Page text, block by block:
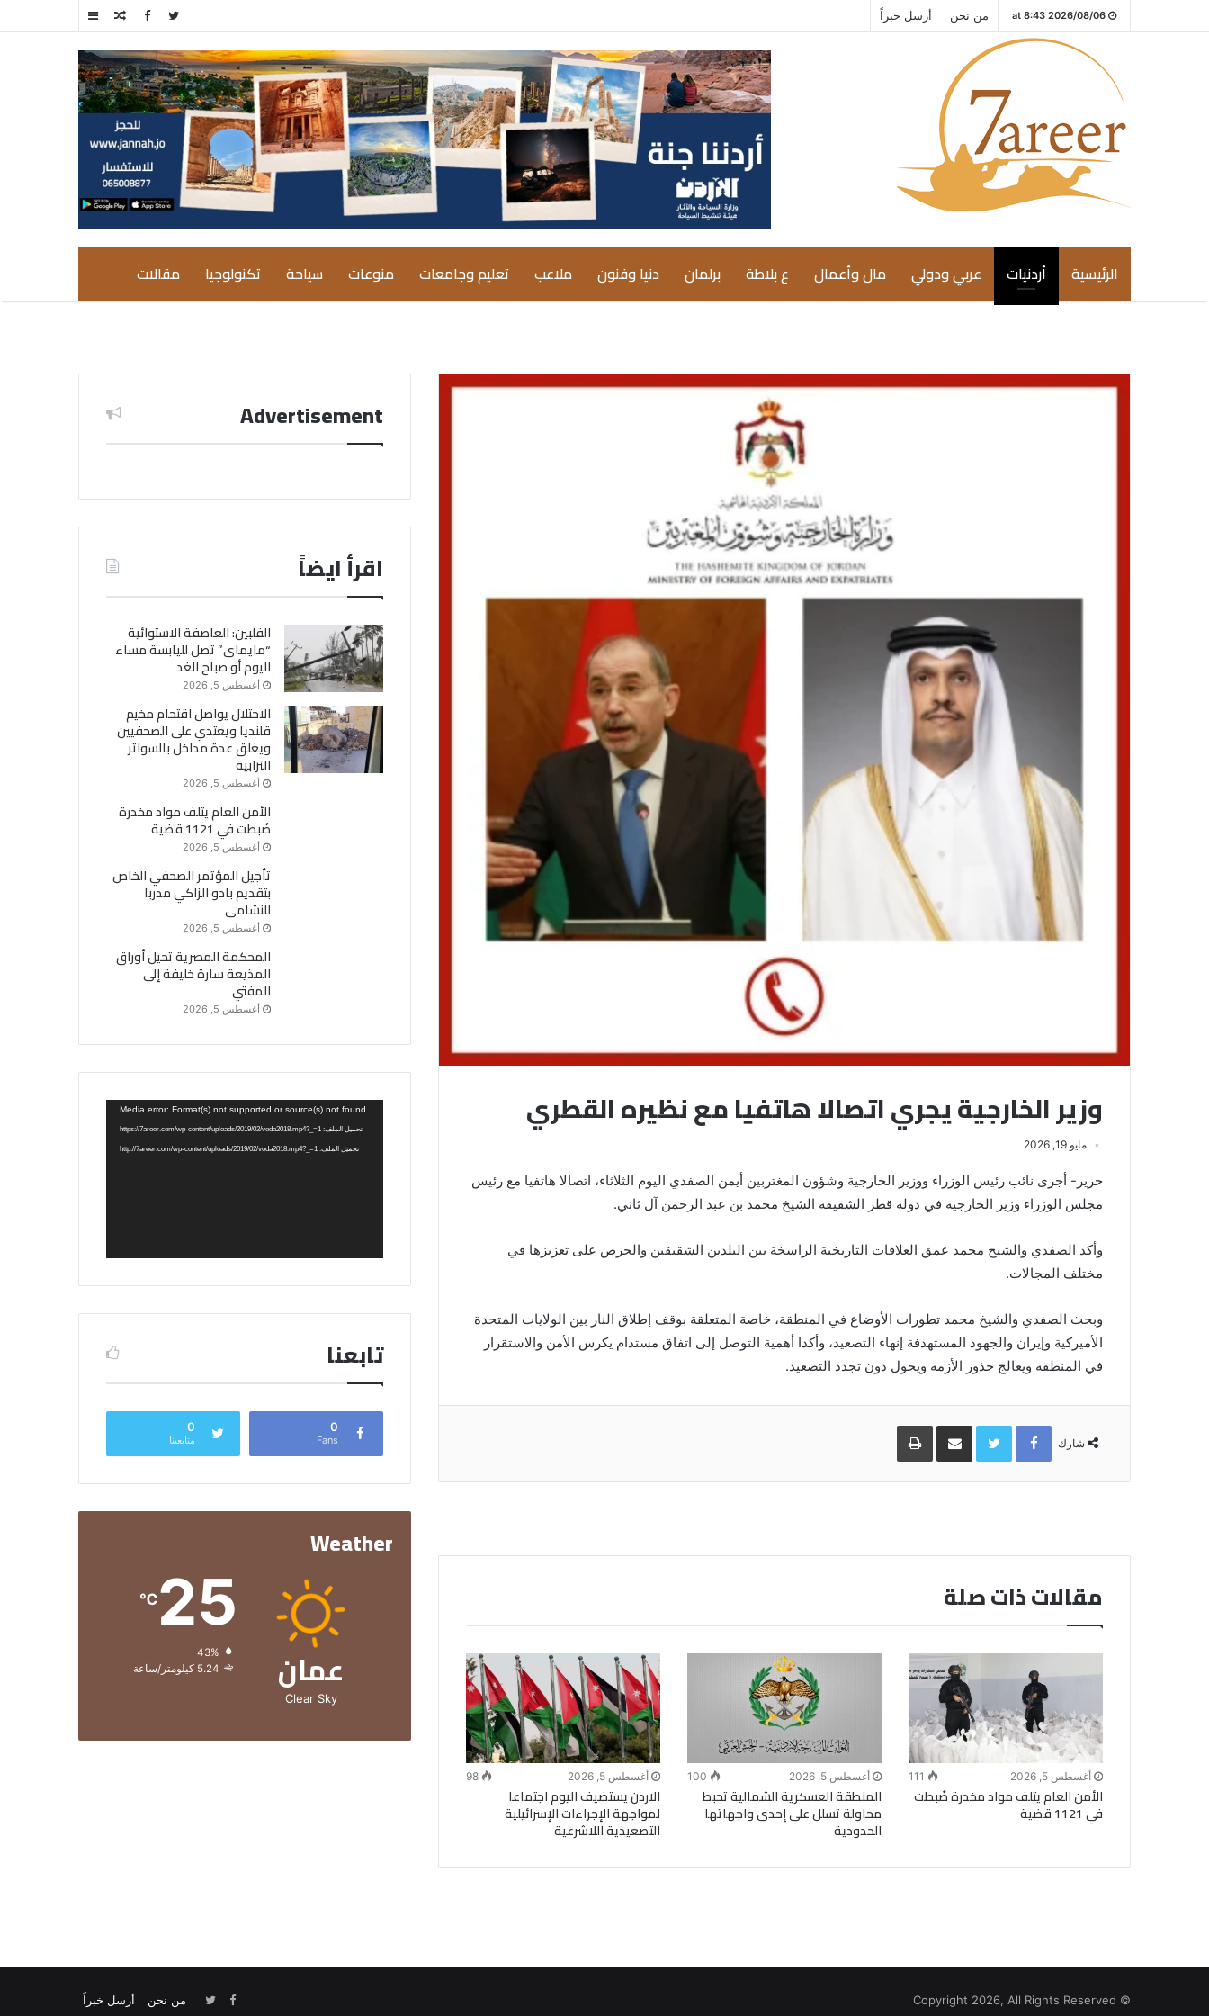
2026/08/06 at 8:43 من نحن أرسل خبراً إضافة
جانبي
مقال
الرئيسية أردنيات عربي ودولي مال وأعمال ع بلاطة برلمان دنيا وفنون ملاعب تعليم وجامعات منوعات سياحة تكنولوجيا مقالات
وزير الخارجية يجري اتصالا هاتفيا مع نظيره القطري
مايو 19, 2026
حرير- أجرى نائب رئيس الوزراء ووزير الخارجية وشؤون المغتربين أيمن الصفدي اليوم الثلاثاء، اتصالا هاتفيا مع رئيس
مجلس الوزراء وزير الخارجية في دولة قطر الشقيقة الشيخ محمد بن عبد الرحمن آل ثاني.
وأكد الصفدي والشيخ محمد عمق العلاقات التاريخية الراسخة بين البلدين الشقيقين والحرص على تعزيزها في
مختلف المجالات.
وبحث الصفدي والشيخ محمد تطورات الأوضاع في المنطقة، خاصة المتعلقة بوقف إطلاق النار بين الولايات المتحدة
الأميركية وإيران والجهود المستهدفة إنهاء التصعيد، وأكدا أهمية التوصل إلى اتفاق مستدام يكرس الأمن والاستقرار
في المنطقة ويعالج جذور الأزمة ويحول دون تجدد التصعيد.
شارك
Facebook
Twitterمشاركة
البريد
طباعة
مقالات ذات صلة
أغسطس 5, 2026 111
الأمن العام يتلف مواد مخدرة ضُبطت
في 1121 قضية
أغسطس 5, 2026 100
المنطقة العسكرية الشمالية تحبط
محاولة تسلل على إحدى واجهاتها
الحدودية
أغسطس 5, 2026 98
الاردن يستضيف اليوم اجتماعا
لمواجهة الإجراءات الإسرائيلية
التصعيدية اللاشرعية
Advertisement
اقرأ ايضاً
الفلبين: العاصفة الاستوائية
“مايماى” تصل لليابسة مساء
اليوم أو صباح الغد
أغسطس 5, 2026
الاحتلال يواصل اقتحام مخيم
قلنديا ويعتدي على الصحفيين
ويغلق عدة مداخل بالسواتر
الترابية
أغسطس 5, 2026
الأمن العام يتلف مواد مخدرة
ضُبطت في 1121 قضية
أغسطس 5, 2026
تأجيل المؤتمر الصحفي الخاص
بتقديم بادو الزاكي مدربا
للنشامى
أغسطس 5, 2026
المحكمة المصرية تحيل أوراق
المذيعة سارة خليفة إلى
المفتي
أغسطس 5, 2026
مشغل
الفيديو
Media error: Format(s) not supported or source(s) not found
تحميل الملف: https://7areer.com/wp-content/uploads/2019/02/voda2018.mp4?_=1
تحميل الملف: http://7areer.com/wp-content/uploads/2019/02/voda2018.mp4?_=1
تابعنا
0
Fans
0
متابعينا
Weather
عمان
Clear Sky
25
℃
الرطوبة:
الرياح:
© Copyright 2026, All Rights Reserved من نحن أرسل خبراً